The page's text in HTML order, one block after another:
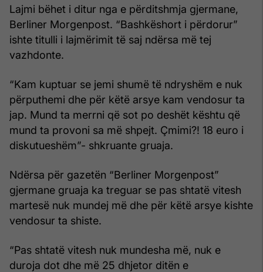
Lajmi bëhet i ditur nga e përditshmja gjermane,
Berliner Morgenpost. “Bashkëshort i përdorur”
ishte titulli i lajmërimit të saj ndërsa më tej
vazhdonte.
“Kam kuptuar se jemi shumë të ndryshëm e nuk
përputhemi dhe për këtë arsye kam vendosur ta
jap. Mund ta merrni që sot po deshët kështu që
mund ta provoni sa më shpejt. Çmimi?! 18 euro i
diskutueshëm”- shkruante gruaja.
Ndërsa për gazetën “Berliner Morgenpost”
gjermane gruaja ka treguar se pas shtatë vitesh
martesë nuk mundej më dhe për këtë arsye kishte
vendosur ta shiste.
“Pas shtatë vitesh nuk mundesha më, nuk e
duroja dot dhe më 25 dhjetor ditën e